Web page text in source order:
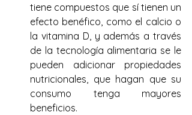
tiene compuestos que sí tienen un
efecto benéfico, como el calcio o
la vitamina D, y además a través
de la tecnología alimentaria se le
pueden adicionar propiedades
nutricionales, que hagan que su
consumo tenga mayores
beneficios.